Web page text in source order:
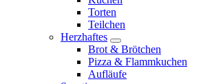
Torten
Teilchen
Herzhaftes
expand
child
menu
Brot & Brötchen
Pizza & Flammkuchen
Aufläufe